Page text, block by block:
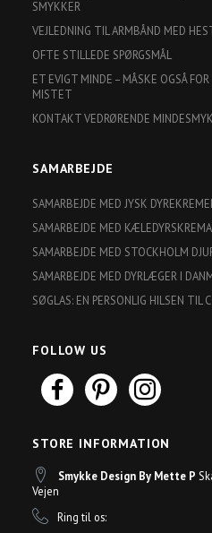
SMYKKER
VEJLEDNING TIL ARMBÅND MED
OFTE STILLEDE SPØRGSMÅL
ET EVIGT MINDE – MÅSKE OGSÅ
MISTET
KONTAKT VEDRØRENDE
SAMARBEJDE
SAMARBEJDE MED JYSK
SAMARBEJDE MED
SAMARBEJDE MED STOCKHOLM
SAMARBEJDE MED DYRLÆGER I
SØGLAS: EN PERSONLIG HILSEN TIL
FOLLOW US
STORE INFORMATION
Smykke Design By Mette P
Vejen
Ring til os: